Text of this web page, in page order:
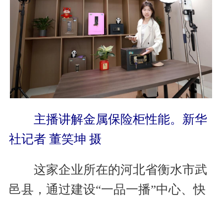
主播讲解金属保险柜性能。新华
社记者 董笑坤 摄
这家企业所在的河北省衡水市武
邑县，通过建设“一品一播”中心、快